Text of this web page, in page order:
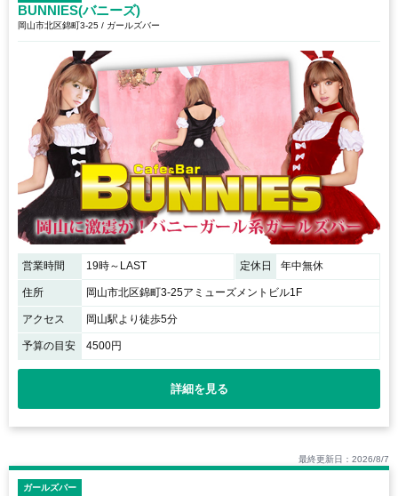
BUNNIES(バニーズ)
岡山市北区錦町3-25 / ガールズバー
営業時間 19時～LAST 定休日 年中無休
住所 岡山市北区錦町3-25アミューズメントビル1F
アクセス 岡山駅より徒歩5分
予算の目安 4500円
詳細を見る
最終更新日：2026/8/7
ガールズバー